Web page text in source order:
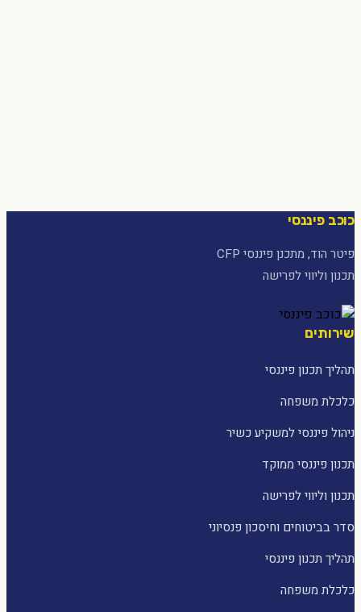
כוכב פיננסי
פיטר הוד, מתכנן פיננסי CFP
תכנון וליווי לפרישה
שירותים
תהליך תכנון פיננסי
כלכלת משפחה
ניהול פיננסי למשקיע כשיר
תכנון פיננסי ממוקד
תכנון וליווי לפרישה
סדר בביטוחים וחיסכון פנסיוני
תהליך תכנון פיננסי
כלכלת משפחה